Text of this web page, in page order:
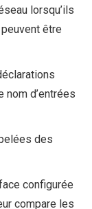
lorsqu’ils
être
nom d’entrées
des
configurée
compare les